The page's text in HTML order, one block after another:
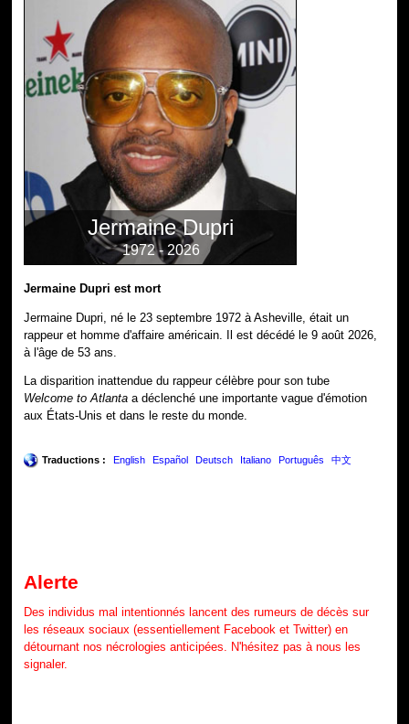
Jermaine Dupri
1972 - 2026
Jermaine Dupri est mort
Jermaine Dupri, né le 23 septembre 1972 à Asheville, était un
rappeur et homme d'affaire américain. Il est décédé le 9 août 2026,
à l'âge de 53 ans.
La disparition inattendue du rappeur célèbre pour son tube
Welcome to Atlanta a déclenché une importante vague d'émotion
aux États-Unis et dans le reste du monde.
Traductions : English Español Deutsch Italiano Português 中文
Alerte
Des individus mal intentionnés lancent des rumeurs de décès sur
les réseaux sociaux (essentiellement Facebook et Twitter) en
détournant nos nécrologies anticipées. N'hésitez pas à nous les
signaler.